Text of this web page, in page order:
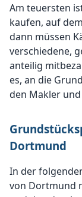
Am teuersten
kaufen, auf
dann müssen
verschiedene,
anteilig
es, an die
den Makler
Dortmund
In der
von Dortmund